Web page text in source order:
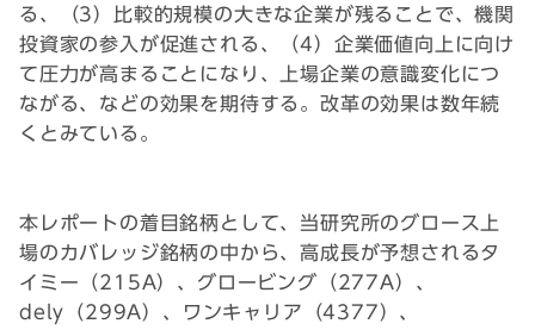
る、（3）比較的規模の大きな企業が残ることで、機関
投資家の参入が促進される、（4）企業価値向上に向け
て圧力が高まることになり、上場企業の意識変化につ
ながる、などの効果を期待する。改革の効果は数年続
くとみている。
本レポートの着目銘柄として、当研究所のグロース上
場のカバレッジ銘柄の中から、高成長が予想されるタ
イミー（215A）、グロービング（277A）、
dely（299A）、ワンキャリア（4377）、